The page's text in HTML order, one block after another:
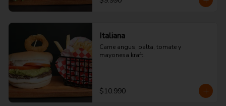
Italiana
Carne angus, palta, tomate y
mayonesa kraft.
$10.990